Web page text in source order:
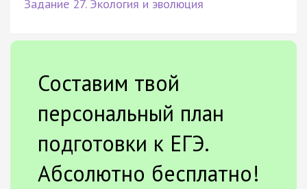
Задание 27. Экология и эволюция
Составим твой
персональный план
подготовки к ЕГЭ.
Абсолютно бесплатно!